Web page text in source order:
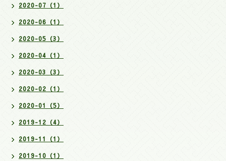
2020-07（1）
2020-06（1）
2020-05（3）
2020-04（1）
2020-03（3）
2020-02（1）
2020-01（5）
2019-12（4）
2019-11（1）
2019-10（1）